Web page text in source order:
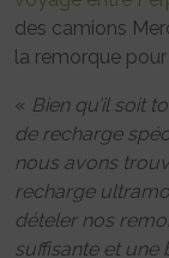
des camions
la remorque
« Bien qu’il soit
de recharge
nous avons
recharge
dételer nos
suffisante et une